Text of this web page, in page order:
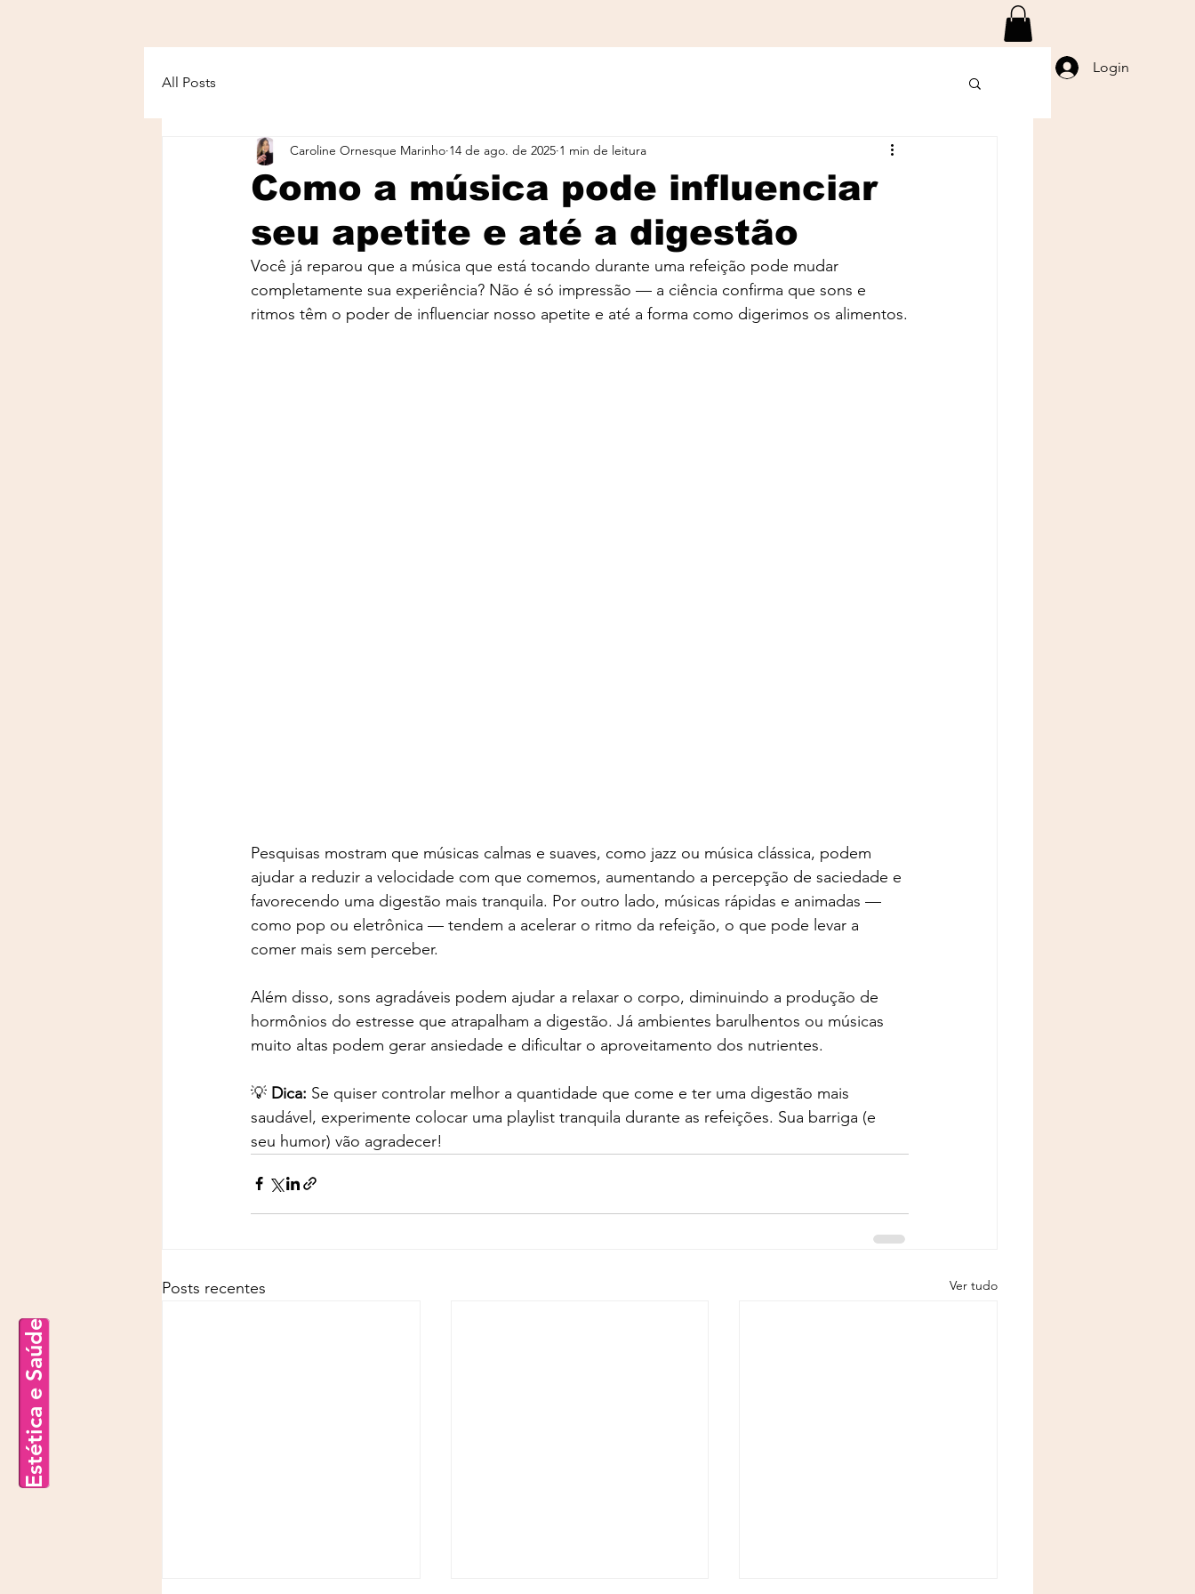
Login
Estética e Saúde
All Posts
Como a música pode influenciar
seu apetite e até a digestão
Caroline Ornesque Marinho 14 de ago. de 2025 1 min de leitura
Você já reparou que a música que está tocando durante uma refeição pode mudar
completamente sua experiência? Não é só impressão — a ciência confirma que sons e
ritmos têm o poder de influenciar nosso apetite e até a forma como digerimos os alimentos.
Pesquisas mostram que músicas calmas e suaves, como jazz ou música clássica, podem
ajudar a reduzir a velocidade com que comemos, aumentando a percepção de saciedade e
favorecendo uma digestão mais tranquila. Por outro lado, músicas rápidas e animadas —
como pop ou eletrônica — tendem a acelerar o ritmo da refeição, o que pode levar a
comer mais sem perceber.
Além disso, sons agradáveis podem ajudar a relaxar o corpo, diminuindo a produção de
hormônios do estresse que atrapalham a digestão. Já ambientes barulhentos ou músicas
muito altas podem gerar ansiedade e dificultar o aproveitamento dos nutrientes.
💡 Dica: Se quiser controlar melhor a quantidade que come e ter uma digestão mais
saudável, experimente colocar uma playlist tranquila durante as refeições. Sua barriga (e
seu humor) vão agradecer!
Posts recentes Ver tudo